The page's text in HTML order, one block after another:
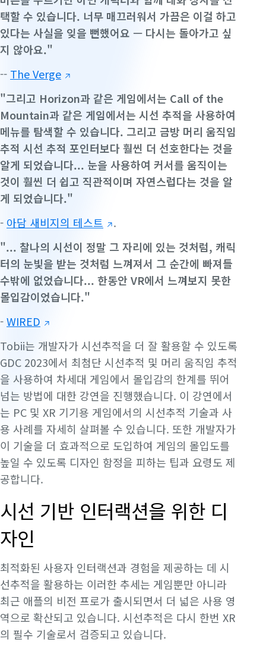
택할 수 있습니다. 너무 매끄러워서 가끔은 이걸 하고
있다는 사실을 잊을 뻔했어요 — 다시는 돌아가고 싶
지 않아요."
-- The Verge
"그리고 Horizon과 같은 게임에서는 Call of the
Mountain과 같은 게임에서는 시선 추적을 사용하여
메뉴를 탐색할 수 있습니다. 그리고 금방 머리 움직임
추적 시선 추적 포인터보다 훨씬 더 선호한다는 것을
알게 되었습니다... 눈을 사용하여 커서를 움직이는
것이 훨씬 더 쉽고 직관적이며 자연스럽다는 것을 알
게 되었습니다."
- 아담 새비지의 테스트
.
"... 찰나의 시선이 정말 그 자리에 있는 것처럼, 캐릭
터의 눈빛을 받는 것처럼 느껴져서 그 순간에 빠져들
수밖에 없었습니다... 한동안 VR에서 느껴보지 못한
몰입감이었습니다."
-WIRED
Tobii는 개발자가 시선추적을 더 잘 활용할 수 있도록
GDC 2023에서 최첨단 시선추적 및 머리 움직임 추적
을 사용하여 차세대 게임에서 몰입감의 한계를 뛰어
넘는 방법에 대한 강연을 진행했습니다. 이 강연에서
는 PC 및 XR 기기용 게임에서의 시선추적 기술과 사
용 사례를 자세히 살펴볼 수 있습니다. 또한 개발자가
이 기술을 더 효과적으로 도입하여 게임의 몰입도를
높일 수 있도록 디자인 함정을 피하는 팁과 요령도 제
공합니다.
시선 기반 인터랙션을 위한 디
자인
최적화된 사용자 인터랙션과 경험을 제공하는 데 시
선추적을 활용하는 이러한 추세는 게임뿐만 아니라
최근 애플의 비전 프로가 출시되면서 더 넓은 사용 영
역으로 확산되고 있습니다. 시선추적은 다시 한번 XR
의 필수 기술로서 검증되고 있습니다.